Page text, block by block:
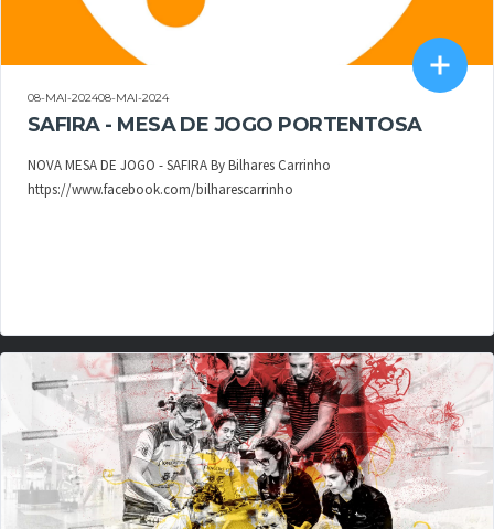
08-MAI-202408-MAI-2024
SAFIRA - MESA DE JOGO PORTENTOSA
NOVA MESA DE JOGO - SAFIRA By Bilhares Carrinho
https://www.facebook.com/bilharescarrinho